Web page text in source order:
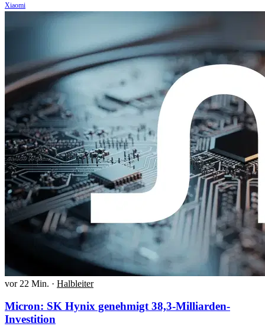
Xiaomi
vor 22 Min. · Halbleiter
Micron: SK Hynix genehmigt 38,3-Milliarden-
Investition